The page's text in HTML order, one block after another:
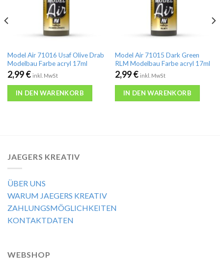
Model Air 71016 Usaf Olive Drab
Modelbau Farbe acryl 17ml
2,99€ inkl. MwSt
IN DEN WARENKORB
Model Air 71015 Dark Green
RLM Modelbau Farbe acryl 17ml
2,99€ inkl. MwSt
IN DEN WARENKORB
JAEGERS KREATIV
ÜBER UNS
WARUM JAEGERS KREATIV
ZAHLUNGSMÖGLICHKEITEN
KONTAKTDATEN
WEBSHOP